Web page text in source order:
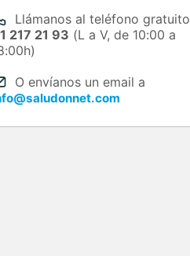
Llámanos al teléfono gratuito
217 21 93 (L a V, de 10:00 a
O envíanos un email a